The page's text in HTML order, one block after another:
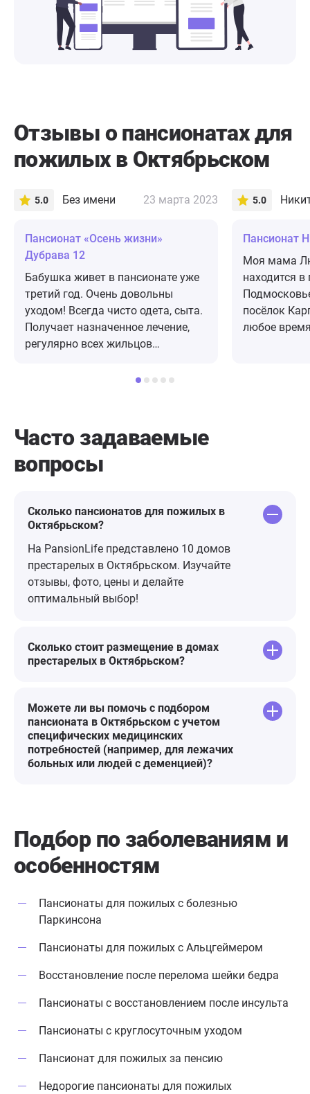
Отзывы о пансионатах для
пожилых в Октябрьском
5.0 Без имени 23 марта 2023
Пансионат «Осень жизни»
Дубрава 12
Бабушка живет в пансионате уже
третий год. Очень довольны
уходом! Всегда чисто одета, сыта.
Получает назначенное лечение,
регулярно всех жильцов
проводят необходимые анализы.
персонал за терпение и заботу!
5.0
Пансионат
Моя мама
находится в
посёлок
любое
поэтому
Часто задаваемые
вопросы
Сколько пансионатов для пожилых в
Октябрьском?
На PansionLife представлено 10 домов
престарелых в Октябрьском. Изучайте
отзывы, фото, цены и делайте
оптимальный выбор!
Сколько стоит размещение в домах
престарелых в Октябрьском?
Можете ли вы помочь с подбором
пансионата в Октябрьском с учетом
специфических медицинских
потребностей (например, для лежачих
больных или людей с деменцией)?
Подбор по заболеваниям и
особенностям
Пансионаты для пожилых с болезнью
Паркинсона
Пансионаты для пожилых с Альцгеймером
Восстановление после перелома шейки бедра
Пансионаты с восстановлением после инсульта
Пансионаты с круглосуточным уходом
Пансионат для пожилых за пенсию
Недорогие пансионаты для пожилых